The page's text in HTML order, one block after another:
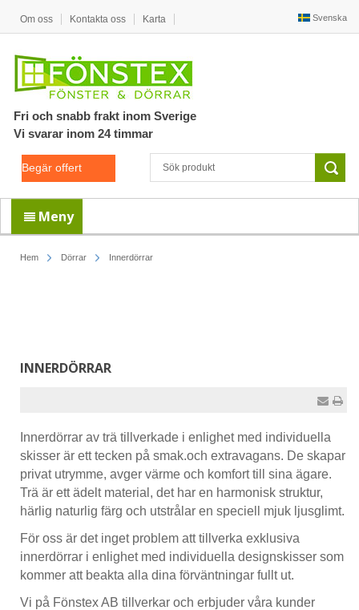
Om oss Kontakta oss Karta Svenska
Fri och snabb frakt inom Sverige
Vi svarar inom 24 timmar
Begär offert
Meny
Hem Dörrar Innerdörrar
INNERDÖRRAR
Innerdörrar av trä tillverkade i enlighet med individuella
skisser är ett tecken på smak.och extravagans. De skapar
privat utrymme, avger värme och komfort till sina ägare.
Trä är ett ädelt material, det har en harmonisk struktur,
härlig naturlig färg och utstrålar en speciell mjuk ljusglimt.
För oss är det inget problem att tillverka exklusiva
innerdörrar i enlighet med individuella designskisser som
kommer att beakta alla dina förväntningar fullt ut.
Vi på Fönstex AB tillverkar och erbjuder våra kunder